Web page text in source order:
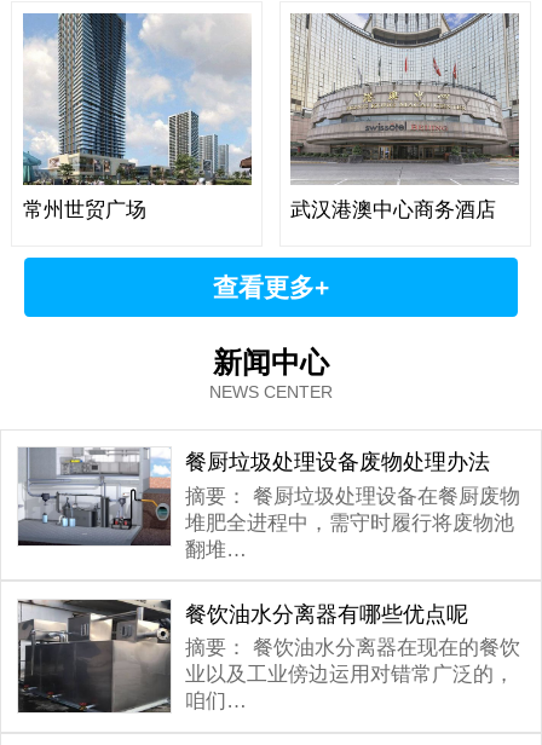
常州世贸广场 武汉港澳中心商务酒店
查看更多+
新闻中心
NEWS CENTER
餐厨垃圾处理设备废物处理办法
摘要：
餐厨垃圾处理设备在餐厨废物
堆肥全进程中，需守时履行将废物池
翻堆…
餐饮油水分离器有哪些优点呢
摘要：
餐饮油水分离器在现在的餐饮
业以及工业傍边运用对错常广泛的，
咱们…